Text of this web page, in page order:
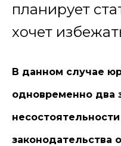
планирует
хочет
В данном случае
одновременно два
законодательства